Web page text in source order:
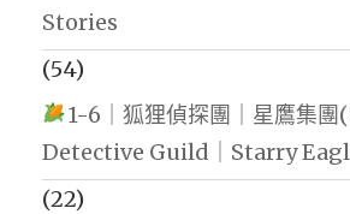
Stories
(54)
1-6｜狐狸偵探團｜星鷹集團
Detective Guild｜Starry
(22)